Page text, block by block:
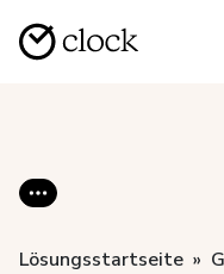
Lösungsstartseite